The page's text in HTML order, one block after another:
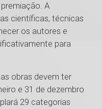
A
científicas, técnicas
os autores e
para
obras devem ter
e 31 de dezembro
29 categorias